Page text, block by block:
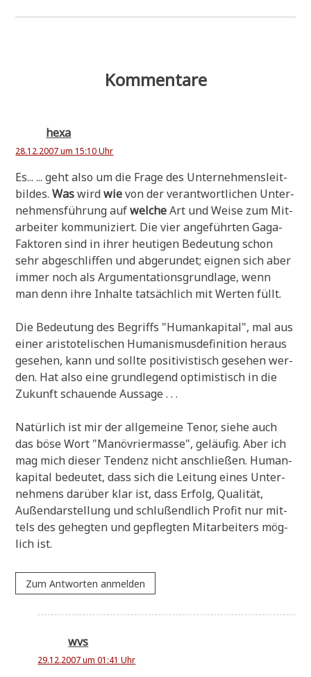
Kommentare
hexa
28.12.2007 um 15:10 Uhr
Es... ... geht also um die Fra­ge des Unter­neh­mens­leit­
bil­des.Waswirdwievon der ver­ant­wort­li­chen Unter­
neh­mens­füh­rung aufwel­cheArt und Wei­se zum Mit­
ar­bei­ter kom­mu­ni­ziert. Die vier ange­führ­ten Gaga-
Fak­to­ren sind in ihrer heu­ti­gen Bedeu­tung schon
sehr abge­schlif­fen und abge­run­det; eig­nen sich aber
immer noch als Argu­men­ta­ti­ons­grund­la­ge, wenn
man denn ihre Inhal­te tat­säch­lich mit Wer­ten füllt.
Die Bedeu­tung des Begriffs "Human­ka­pi­tal", mal aus
einer ari­sto­te­li­schen Huma­nis­mus­de­fi­ni­ti­on her­aus
gese­hen, kann und soll­te posi­ti­vi­stisch gese­hen wer­
den. Hat also eine grund­le­gend opti­mi­stisch in die
Zukunft schau­en­de Aussage . . .
Natür­lich ist mir der all­ge­mei­ne Tenor, sie­he auch
das böse Wort "Manö­vrier­mas­se", geläu­fig. Aber ich
mag mich die­ser Ten­denz nicht anschlie­ßen. Human­
ka­pi­tal bedeu­tet, dass sich die Lei­tung eines Unter­
neh­mens dar­über klar ist, dass Erfolg, Qua­li­tät,
Außen­dar­stel­lung und schluß­end­lich Pro­fit nur mit­
tels des geheg­ten und gepfleg­ten Mit­ar­bei­ters mög­
lich ist.
Zum Antworten anmelden
wvs
29.12.2007 um 01:41 Uhr